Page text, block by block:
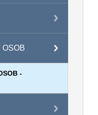
-